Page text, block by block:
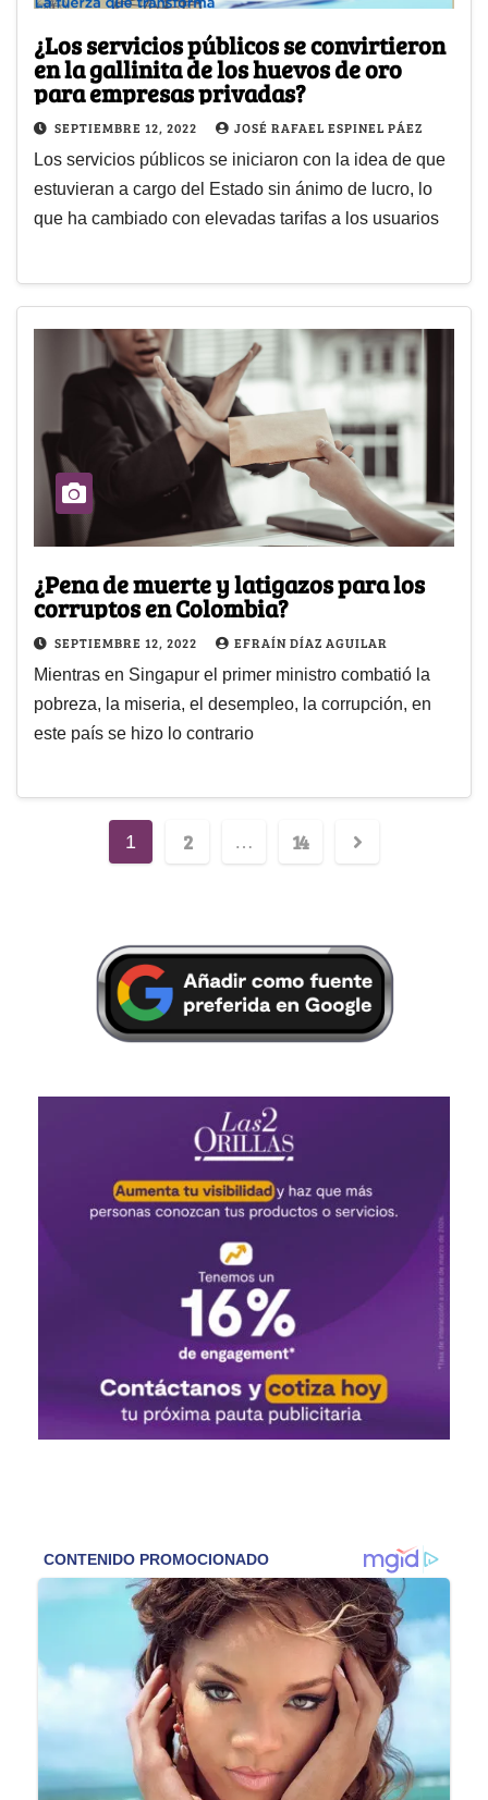
¿Los servicios públicos se convirtieron
en la gallinita de los huevos de oro
para empresas privadas?
SEPTIEMBRE 12, 2022 JOSÉ RAFAEL ESPINEL PÁEZ
Los servicios públicos se iniciaron con la idea de que
estuvieran a cargo del Estado sin ánimo de lucro, lo
que ha cambiado con elevadas tarifas a los usuarios
¿Pena de muerte y latigazos para los
corruptos en Colombia?
SEPTIEMBRE 12, 2022 EFRAÍN DÍAZ AGUILAR
Mientras en Singapur el primer ministro combatió la
pobreza, la miseria, el desempleo, la corrupción, en
este país se hizo lo contrario
1 2 … 14